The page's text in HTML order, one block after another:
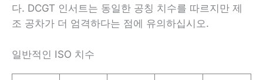
다. DCGT 인서트는 동일한 공칭 치수를 따르지만 제
조 공차가 더 엄격하다는 점에 유의하십시오.
일반적인 ISO 치수